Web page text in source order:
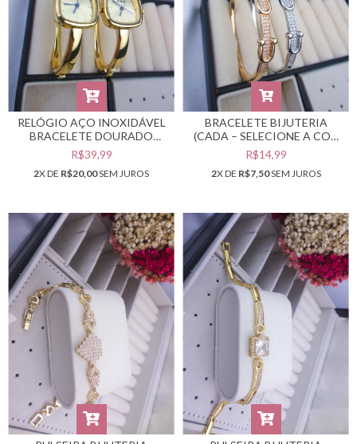
RELÓGIO AÇO INOXIDÁVEL
BRACELETE DOURADO
FUNDO DOURADO (CADA)
#PB0302847
R$39,99
2X DE R$20,00SEM JUROS
BRACELETE BIJUTERIA
(CADA – SELECIONE A COR
DESEJADA) #PB0302842
R$14,99
2X DE R$7,50SEM JUROS